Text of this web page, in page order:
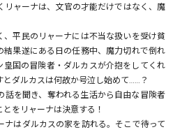
ミックパルフェ
リャーナは、文官の才能だけではなく、魔
、平民のリャーナには不当な扱いを受け貧
結果遂にある日の任務中、魔力切れで倒れ
皇国の冒険者・ダルカスが介抱をしてくれ
ダルカスは何故か号泣し始めて……？
話を聞き、奪われる生活から自由な冒険者
をリャーナは決意する！
ナはダルカスの家を訪れる。そこで待って